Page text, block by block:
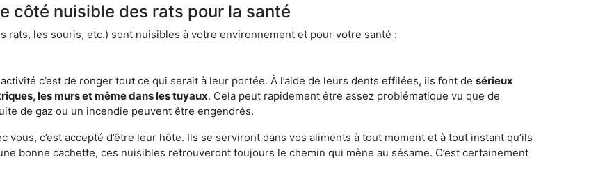
côté nuisible des rats pour la santé
rats, les souris, etc.) sont nuisibles à votre environnement et pour votre santé :
c’est de ronger tout ce qui serait à leur portée. À l’aide de leurs dents effilées, ils font de sérieux
les murs et même dans les tuyaux. Cela peut rapidement être assez problématique vu que de
de gaz ou un incendie peuvent être engendrés.
vous, c’est accepté d’être leur hôte. Ils se serviront dans vos aliments à tout moment et à tout instant qu’ils
bonne cachette, ces nuisibles retrouveront toujours le chemin qui mène au sésame. C’est certainement